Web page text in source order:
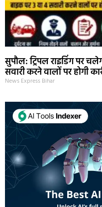
सुपौल: ट्रिपल राइडिंग पर
सवारी करने वालों पर होगी
News Express Bihar